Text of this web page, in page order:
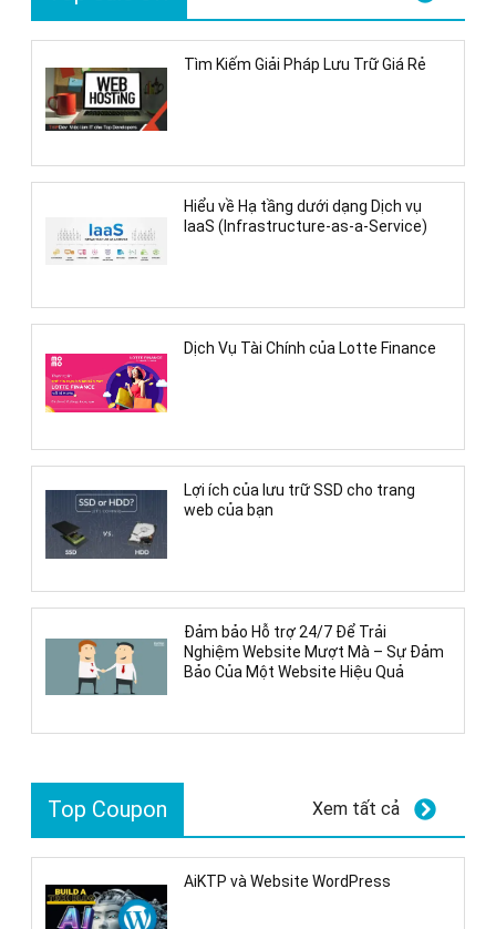
Tìm Kiếm Giải Pháp Lưu Trữ Giá Rẻ
Hiểu về Hạ tầng dưới dạng Dịch vụ
IaaS (Infrastructure-as-a-Service)
Dịch Vụ Tài Chính của Lotte Finance
Lợi ích của lưu trữ SSD cho trang
web của bạn
Đảm bảo Hỗ trợ 24/7 Để Trải
Nghiệm Website Mượt Mà – Sự Đảm
Bảo Của Một Website Hiệu Quả
Top Coupon Xem tất cả
AiKTP và Website WordPress